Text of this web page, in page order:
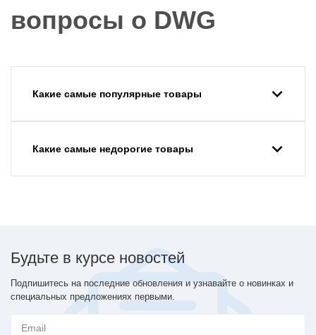
вопросы о DWG
Какие самые популярные товары
Какие самые недорогие товары
Будьте в курсе новостей
Подпишитесь на последние обновления и узнавайте о новинках и
специальных предложениях первыми.